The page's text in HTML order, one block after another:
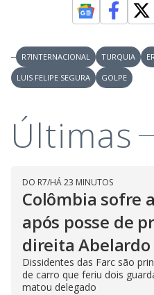
R7INTERNACIONAL TURQUIA
LUIS FELIPE SEGURA
GOLPE
Últimas
DO R7/HÁ 23 MINUTOS
Colômbia sofre
após posse de
direita Abelardo
Dissidentes das Farc são
de carro que feriu dois
matou delegado